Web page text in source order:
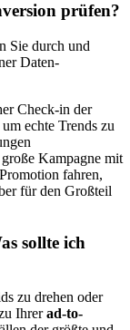
prüfen?
Sie durch und
Daten-
Check-in der
echte Trends zu
Kampagne mit
fahren,
für den Großteil
sollte ich
zu drehen oder
Ihrerad-to-